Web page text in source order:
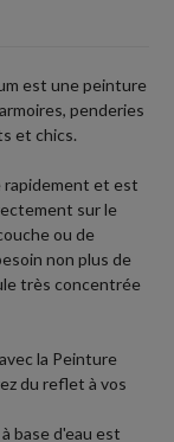
est une peinture
penderies
et chics.
rapidement et est
sur le
ou de
non plus de
très concentrée
la Peinture
du reflet à vos
base d'eau est